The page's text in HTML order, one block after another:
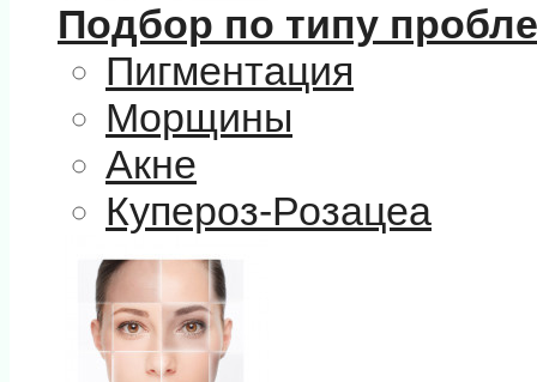
Подбор по типу
Пигментация
Морщины
Акне
Купероз-Розацеа